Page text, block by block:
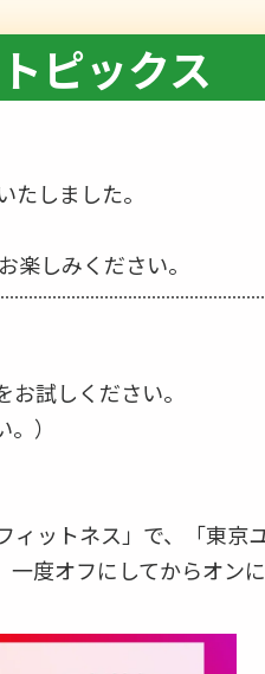
ピックス
しました。
楽しみください。
試しください。
）
ットネス」で、「東京
度オフにしてからオンに